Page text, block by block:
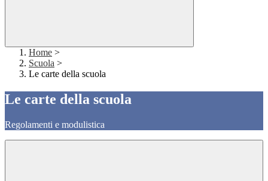
Home >
Scuola >
Le carte della scuola
Le carte della scuola
Regolamenti e modulistica